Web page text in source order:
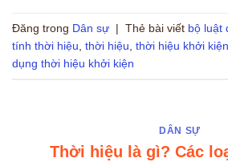
Đăng trong Dân sự | Thẻ bài viết bộ luật
tính thời hiệu thời hiệu thời hiệu khởi kiện
dụng thời hiệu khởi kiện
DÂN SỰ
Thời hiệu là gì? Các